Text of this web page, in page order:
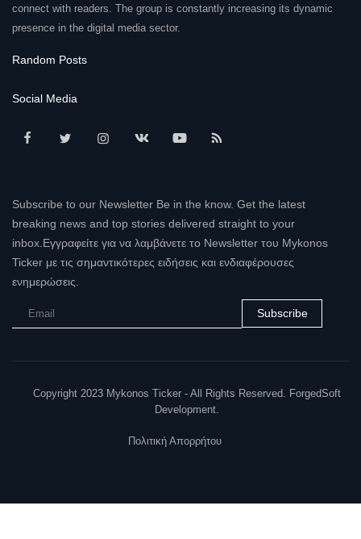
connect with readers. The group is constantly increasing its dynamic
presence in the digital media sector.
Random Posts
Social Media
Subscribe to our Newsletter Be in the know. Get the latest
breaking news and top stories delivered straight to your
inbox.Εγγραφείτε για να λαμβάνετε το Newsletter του Mykonos
Ticker με τις σημαντικότερες ειδήσεις και ενδιαφέρουσες
ενημερώσεις.
Subscribe
Copyright 2023 Mykonos Ticker - All Rights Reserved. ForgedSoft
Development.
Πολιτική Απορρήτου